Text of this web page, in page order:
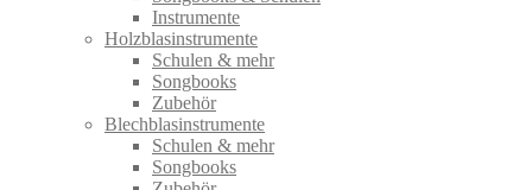
Instrumente
Holzblasinstrumente
Schulen & mehr
Songbooks
Zubehör
Blechblasinstrumente
Schulen & mehr
Songbooks